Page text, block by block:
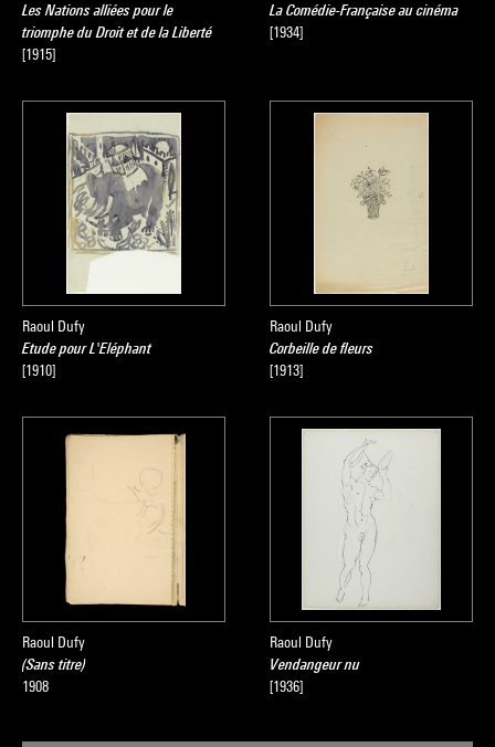
Les Nations alliées pour le
triomphe du Droit et de la Liberté
[1915]
La Comédie-Française au cinéma
[1934]
Raoul Dufy
Etude pour L'Eléphant
[1910]
Raoul Dufy
Corbeille de fleurs
[1913]
Raoul Dufy
(Sans titre)
1908
Raoul Dufy
Vendangeur nu
[1936]